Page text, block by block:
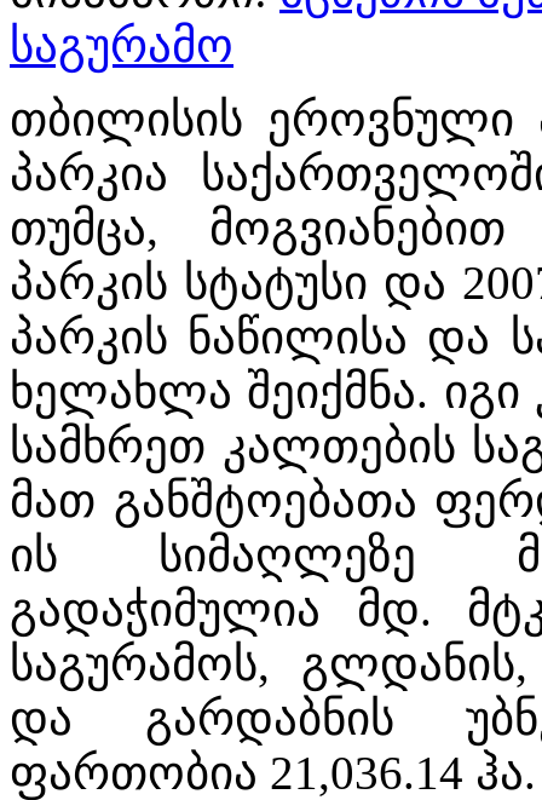
საგურამო
თბილისის ეროვნული
პარკია
თუმცა,
პარკის სტატუსი და
პარკის ნაწილისა და
ხელახლა შეიქმნა. იგი
სამხრეთ კალთების
მათ განშტოებათა
ის სიმაღლეზე
გადაჭიმულია მდ.
საგურამოს,
და გარდაბნის
ფართობია 21,036.14 ჰა.